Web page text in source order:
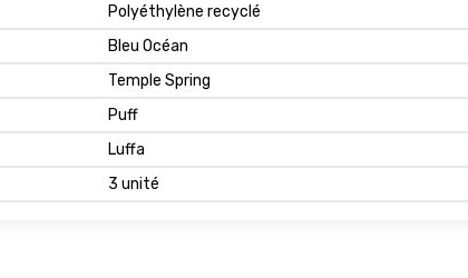
Polyéthylène recyclé
Bleu Océan
Temple Spring
Puff
Luffa
3 unité